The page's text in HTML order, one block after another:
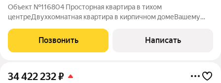
Объект №116804 Просторная квартира в тихом
центреДвухкомнатная квартира в кирпичном домеВашему
Вахитовском районе, по адресу Вишневского 22. . 1. УДАЧНАЯ
ПЛАНИРОВКА! - комнаты прямоугольной
Позвонить Написать
34 422 232₽